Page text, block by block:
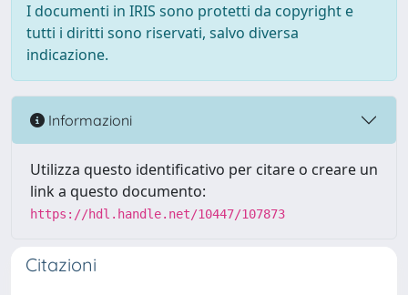
I documenti in IRIS sono protetti da copyright e
tutti i diritti sono riservati, salvo diversa
indicazione.
Informazioni
Utilizza questo identificativo per citare o creare un
link a questo documento:
https://hdl.handle.net/10447/107873
Citazioni